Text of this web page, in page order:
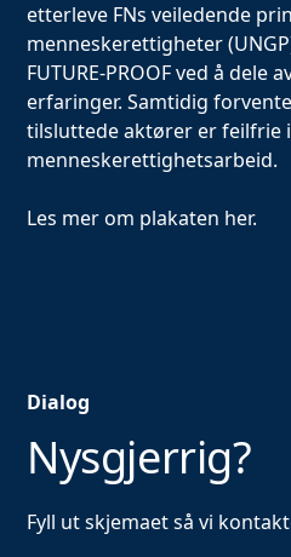
etterleve FNs veiledende
menneskerettigheter
FUTURE-PROOF ved å dele
erfaringer. Samtidig
tilsluttede aktører er feilfrie
menneskerettighetsarbeid.
Les mer om plakaten her.
Dialog
Nysgjerrig?
Fyll ut skjemaet så vi